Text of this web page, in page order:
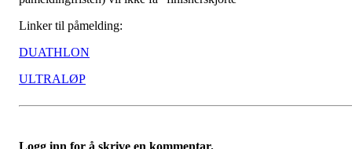
Linker til påmelding:
DUATHLON
ULTRALØP
Logg inn for å skrive en kommentar.